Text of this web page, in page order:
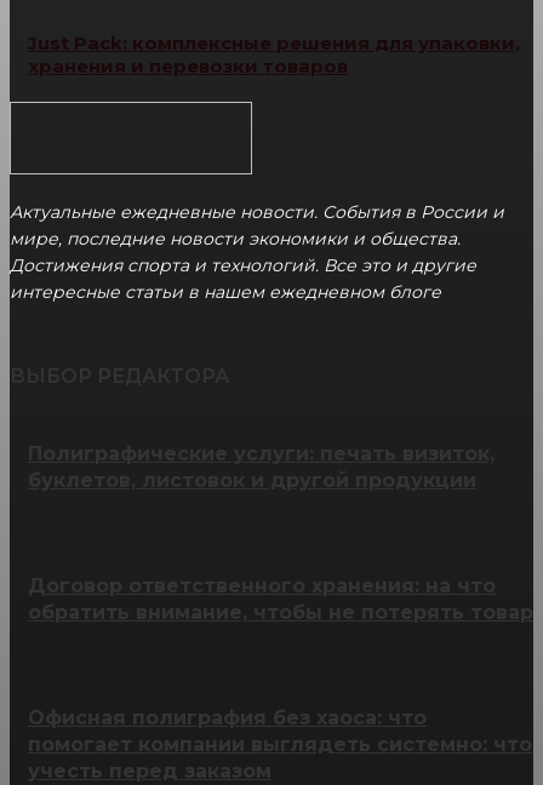
Just Pack: комплексные решения для упаковки,
хранения и перевозки товаров
Актуальные ежедневные новости. События в России и
мире, последние новости экономики и общества.
Достижения спорта и технологий. Все это и другие
интересные статьи в нашем ежедневном блоге
обратить внимание, чтобы не потерять товар
Офисная полиграфия без хаоса: что
помогает компании выглядеть системно: что
учесть перед заказом